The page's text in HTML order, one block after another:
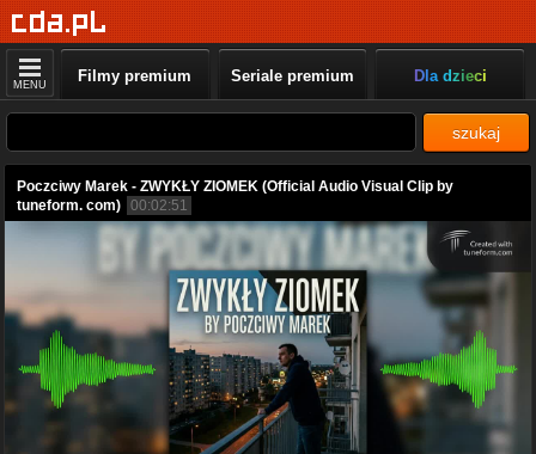
MENU Filmy premium Seriale premium Dla dzieci
szukaj
Poczciwy Marek - ZWYKŁY ZIOMEK (Official Audio Visual Clip by
tuneform. com) 00:02:51